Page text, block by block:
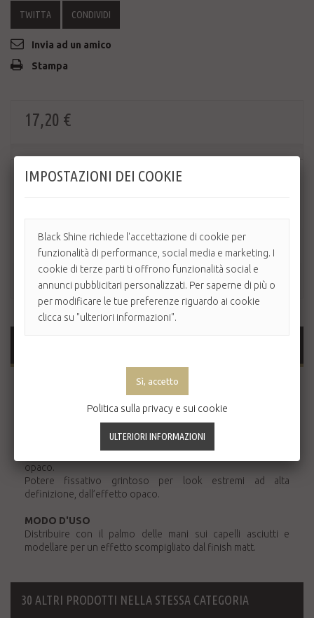
TWITTA CONDIVIDI
Invia ad un amico
Stampa
17,20 €
: La linea di styling professionale per dare voce
stile e la tua identità personale.
EIMI Rugged Texture è la pasta modellante con effetto
opaco.
Potere fissativo grintoso per look estremi ad alta
definizione, dall’effetto opaco.
MODO D'USO
Distribuire con il palmo delle mani sui capelli asciutti e
modellare per un effetto scompigliato dal finish matt.
30 ALTRI PRODOTTI NELLA STESSA CATEGORIA
IMPOSTAZIONI DEI COOKIE
Black Shine richiede l'accettazione di cookie per
funzionalità di performance, social media e marketing. I
cookie di terze parti ti offrono funzionalità social e
annunci pubblicitari personalizzati. Per saperne di più o
per modificare le tue preferenze riguardo ai cookie
clicca su "ulteriori informazioni".
Politica sulla privacy e sui cookie